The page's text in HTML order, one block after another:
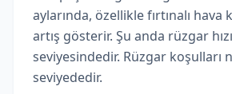
aylarında, özellikle fırtınalı hava
artış gösterir. Şu anda rüzgar
seviyesindedir. Rüzgar koşulları
seviyededir.